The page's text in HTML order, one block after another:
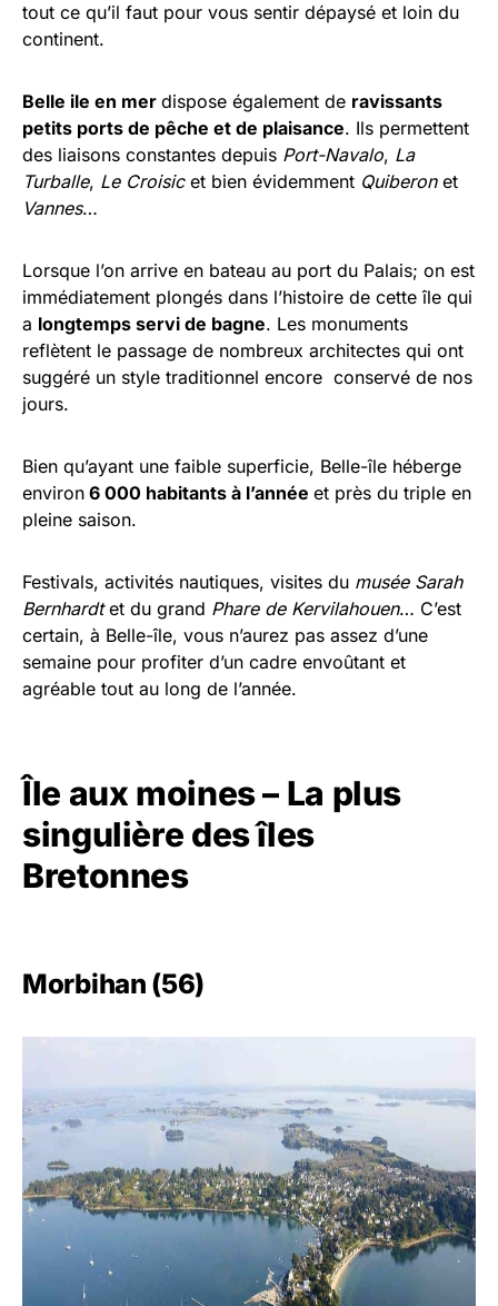
tout ce qu’il faut pour vous sentir dépaysé et loin du
continent.
Belle ile en mer dispose également de ravissants
petits ports de pêche et de plaisance. Ils permettent
des liaisons constantes depuis Port-Navalo, La
Turballe, Le Croisic et bien évidemment Quiberonet
Vannes…
Lorsque l’on arrive en bateau au port du Palais; on est
immédiatement plongés dans l’histoire de cette île qui
a longtemps servi de bagne. Les monuments
reflètent le passage de nombreux architectes qui ont
suggéré un style traditionnel encore conservé de nos
jours.
Bien qu’ayant une faible superficie, Belle-île héberge
environ 6 000 habitants à l’année et près du triple en
pleine saison.
Festivals, activités nautiques, visites du musée Sarah
Bernhardtet du grand Phare de Kervilahouen… C’est
certain, à Belle-île, vous n’aurez pas assez d’une
semaine pour profiter d’un cadre envoûtant et
agréable tout au long de l’année.
Île aux moines – La plus
singulière des îles
Bretonnes
Morbihan (56)